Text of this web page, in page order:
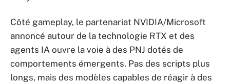
Côté gameplay, le partenariat NVIDIA/Microsoft
annoncé autour de la technologie RTX et des
agents IA ouvre la voie à des PNJ dotés de
comportements émergents. Pas des scripts plus
longs, mais des modèles capables de réagir à des